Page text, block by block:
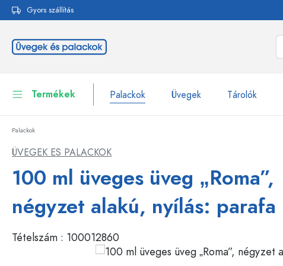
Ugrás a fő navigációhoz
Gyors szállítás
Termékek Palackok Üvegek Tárolók
Üvegek
Edények
Kozmetikai tartályok
Palackok márka szerint
WECK-palackok
Csatos üvegpalackok
Palackok
ÜVEGEK ES PALACKOK
100 ml üveges üveg „Roma”,
négyzet alakú, nyílás: parafa
Tételszám : 100012860